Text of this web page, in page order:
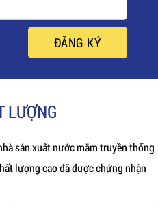
ĐĂNG KÝ
LƯỢNG
sản xuất nước mắm truyền thống
lượng cao đã được chứng nhận